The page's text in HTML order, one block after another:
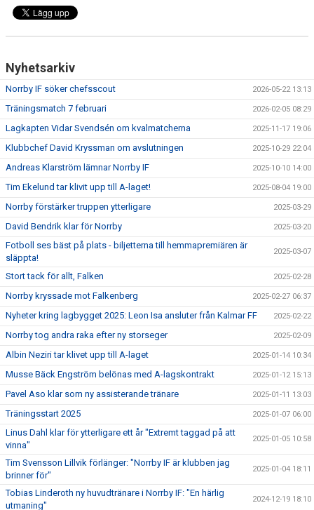
Nyhetsarkiv
Norrby IF söker chefsscout 2026-05-22 13:13
Träningsmatch 7 februari 2026-02-05 08:29
Lagkapten Vidar Svendsén om kvalmatcherna 2025-11-17 19:06
Klubbchef David Kryssman om avslutningen 2025-10-29 22:04
Andreas Klarström lämnar Norrby IF 2025-10-10 14:00
Tim Ekelund tar klivit upp till A-laget! 2025-08-04 19:00
Norrby förstärker truppen ytterligare 2025-03-29
David Bendrik klar för Norrby 2025-03-20
Fotboll ses bäst på plats - biljetterna till hemmapremiären är
släppta!
2025-03-07
Stort tack för allt, Falken 2025-02-28
Norrby kryssade mot Falkenberg 2025-02-27 06:37
Nyheter kring lagbygget 2025: Leon Isa ansluter från Kalmar FF 2025-02-22
Norrby tog andra raka efter ny storseger 2025-02-09
Albin Neziri tar klivet upp till A-laget 2025-01-14 10:34
Musse Bäck Engström belönas med A-lagskontrakt 2025-01-12 15:13
Pavel Aso klar som ny assisterande tränare 2025-01-11 13:03
Träningsstart 2025 2025-01-07 06:00
Linus Dahl klar för ytterligare ett år "Extremt taggad på att
vinna"
2025-01-05 10:58
Tim Svensson Lillvik förlänger: "Norrby IF är klubben jag
brinner för"
2025-01-04 18:11
Tobias Linderoth ny huvudtränare i Norrby IF: "En härlig
utmaning"
2024-12-19 18:10